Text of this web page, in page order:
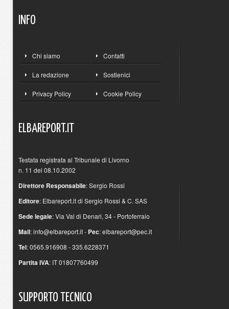
INFO
Chi siamo Contatti
La redazione Sostienici
Privacy Policy Cookie Policy
ELBAREPORT.IT
Testata registrata al Tribunale di Livorno
n. 11 del 08.10.2002
Direttore Responsabile: Sergio Rossi
Editore: Elbareport.it di Sergio Rossi & C. SAS
Sede legale: Via Val di Denari, 34 - Portoferraio
Mail:info@elbareport.it- Pec:elbareport@pec.it
Tel: 0565.916908 - 335.6228371
Partita IVA: IT 01807760499
SUPPORTO TECNICO